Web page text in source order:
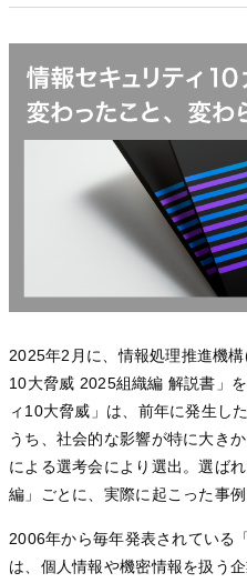
2025年2月に、情報処理推進機
10大脅威 2025組織編 解説書」
ィ10大脅威」は、前年に発生し
うち、社会的な影響が特に大き
による選考会により選出。選ば
編」ごとに、実際に起こった事
2006年から毎年発表されている
は、個人情報や機密情報を扱う